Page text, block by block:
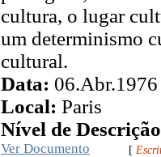
cultura, o lugar
um determinismo
cultural.
Data: 06.Abr.1976
Local: Paris
Nível de
Ver Documento [